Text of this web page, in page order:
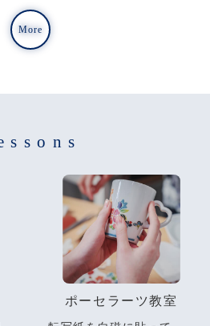
More
ポーセラーツ教室